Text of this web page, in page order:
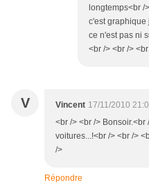
longtemps<br /
c'est graphique
ce n'est pas ni
<br /> <br />
V Vincent 17/11/2010
<br /> <br /> Bonsoir.<br
voitures...!<br /> <br />
/>
Répondre